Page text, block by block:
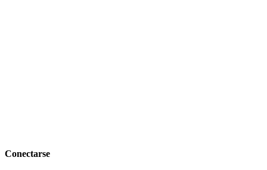
Conectarse